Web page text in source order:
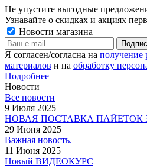
Не упустите выгодные
Узнавайте о скидках и акциях
Новости магазина
Я согласен/согласна на
материалов и на обработку
Подробнее
Новости
Все новости
9 Июля 2025
НОВАЯ ПОСТАВКА ПАЙЕТОК 3
29 Июня 2025
Важная новость.
11 Июня 2025
Новый ВИДЕОКУРС